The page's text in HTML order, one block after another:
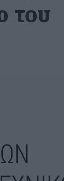
του